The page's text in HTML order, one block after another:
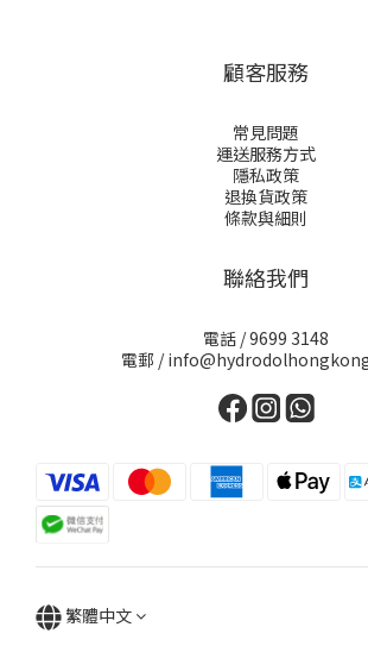
顧客服務
常見問題
運送服務方式
隱私政策
退換貨政策
條款與細則
聯絡我們
電話 / 9699 3148
電郵 /
繁體中文